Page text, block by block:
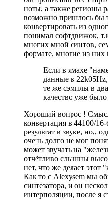
ноты, а также регионы
возможно пришлось бы
конвертировать из
понимал софтдвижок,
многих мной синтов,
формате, многие из них
Если в ямахе
данные в
те же сэмплы в
качество уже
Хороший вопрос !
конвертация в 44100/
результат в звуке, но,,
очень долго не мог
может звучать на
отчётливо слышны
нет, что же делает
Как то с Alexysem мы
синтезатора, и он
интерполяции, после я